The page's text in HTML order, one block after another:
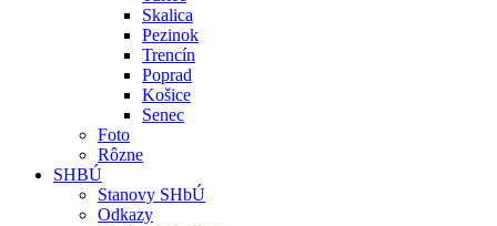
Skalica
Pezinok
Trencín
Poprad
Košice
Senec
Foto
Rôzne
SHBÚ
Stanovy SHbÚ
Odkazy